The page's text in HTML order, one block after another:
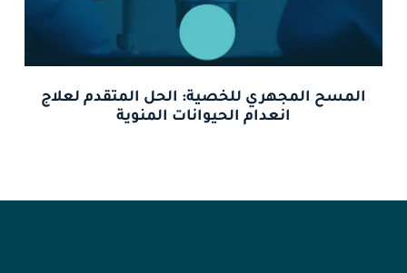
المسح المجهري للخصية: الحل المتقدم لعلاج
انعدام الحيوانات المنوية